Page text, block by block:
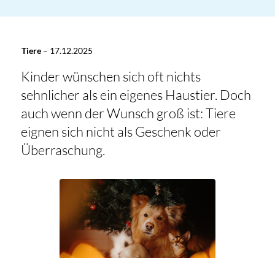
Tiere– 17.12.2025
Kinder wünschen sich oft nichts
sehnlicher als ein eigenes Haustier. Doch
auch wenn der Wunsch groß ist: Tiere
eignen sich nicht als Geschenk oder
Überraschung.